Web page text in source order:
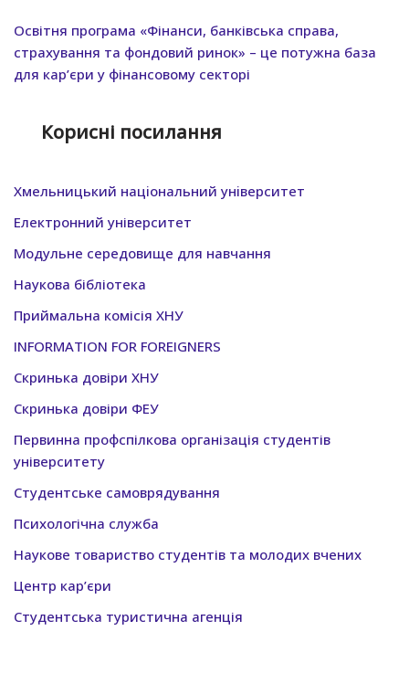
Освітня програма «Фінанси, банківська справа,
страхування та фондовий ринок» – це потужна база
для кар’єри у фінансовому секторі
Корисні посилання
Хмельницький нацiональний унiверситет
Електронний університет
Модульне середовище для навчання
Наукова бібліотека
Приймальна комісія ХНУ
INFORMATION FOR FOREIGNERS
Скринька довіри ХНУ
Скринька довіри ФЕУ
Первинна профспілкова організація студентів
університету
Студентське самоврядування
Психологічна служба
Наукове товариство студентів та молодих вчених
Центр кар’єри
Студентська туристична агенція